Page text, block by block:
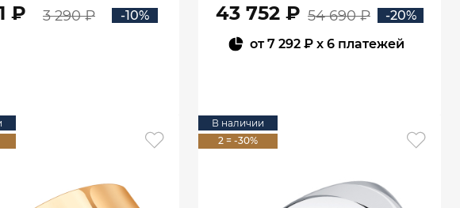
₽ 3 290 ₽ -10% 43 752 ₽ 54 690 ₽
-20%
от7 292 ₽ x 6 платежей
В наличии
2 = -30%